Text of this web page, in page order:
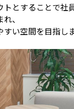
とすることで社
、
い空間を目指し